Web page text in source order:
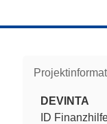
DEVINTA
ID